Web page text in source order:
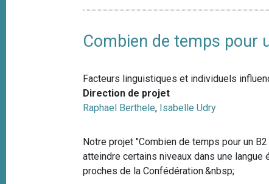
Combien de temps pour
Facteurs linguistiques et individuels
Direction de projet
Raphael Berthele, Isabelle Udry
Notre projet "Combien de temps pour un
atteindre certains niveaux dans une
proches de la Confédération.&nbsp;